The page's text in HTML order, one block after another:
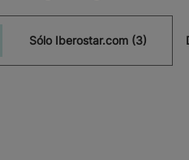
Sólo Iberostar.com (3)